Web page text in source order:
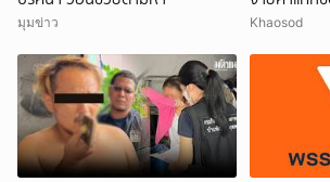
มุมข่าว
คนขับอึ้ง แห่
Khaosod